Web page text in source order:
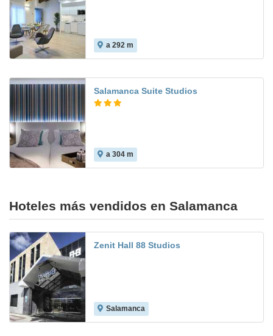
a 292 m
Salamanca Suite Studios
a 304 m
Hoteles más vendidos en Salamanca
Zenit Hall 88 Studios
Salamanca